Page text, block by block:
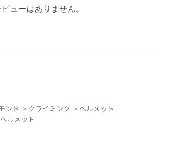
ビューはありません。
にガンガン挑んでいる姿があまりに
ェンジで更に軽くなり、現在市場に
ットの中でも最も軽い部類に入りま
ンド > クライミング > ヘルメット
ヘルメット